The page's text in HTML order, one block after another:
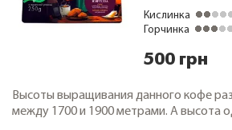
Кислинка
Горчинка
500 грн
Высоты выращивания данного кофе
между 1700 и 1900 метрами. А высота